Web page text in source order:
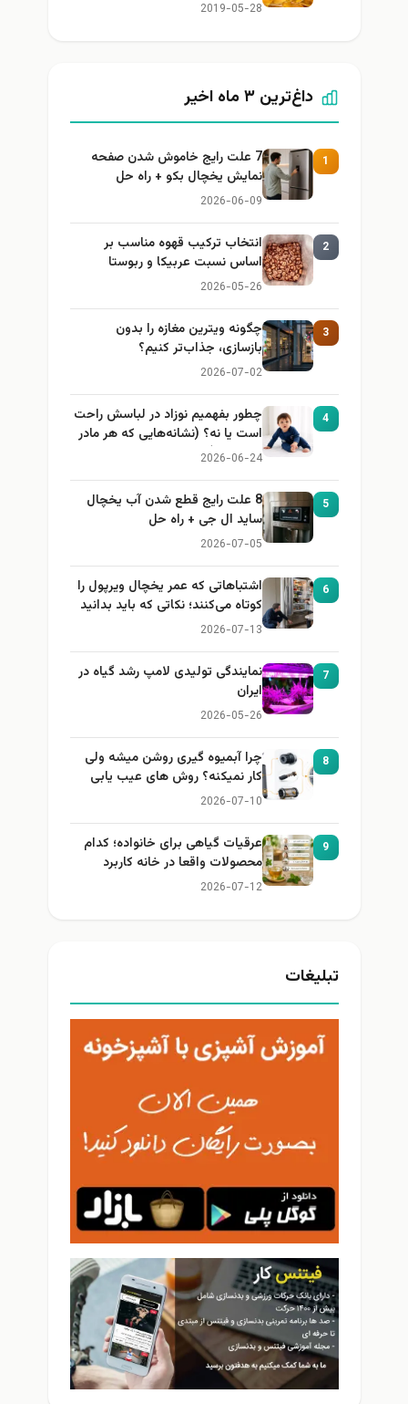
2019-05-28
داغ‌ترین ۳ ماه اخیر
7 علت رایج خاموش شدن صفحه
نمایش یخچال بکو + راه حل
2026-06-09
انتخاب ترکیب قهوه مناسب بر
اساس نسبت عربیکا و ربوستا
2026-05-26
چگونه ویترین مغازه را بدون
بازسازی، جذاب‌تر کنیم؟
2026-07-02
چطور بفهمیم نوزاد در لباسش راحت
است یا نه؟ (نشانه‌هایی که هر مادر
باید بداند)
2026-06-24
8 علت رایج قطع شدن آب یخچال
ساید ال جی + راه حل
2026-07-05
اشتباهاتی که عمر یخچال ویرپول را
کوتاه می‌کنند؛ نکاتی که باید بدانید
2026-07-13
نمایندگی تولیدی لامپ رشد گیاه در
ایران
2026-05-26
چرا آبمیوه گیری روشن میشه ولی
کار نمیکنه؟ روش های عیب یابی
2026-07-10
عرقیات گیاهی برای خانواده؛ کدام
محصولات واقعا در خانه کاربرد
دارند؟
2026-07-12
تبلیغات